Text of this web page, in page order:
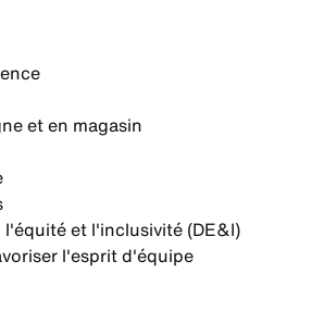
et en magasin
et l'inclusivité (DE&I)
l'esprit d'équipe